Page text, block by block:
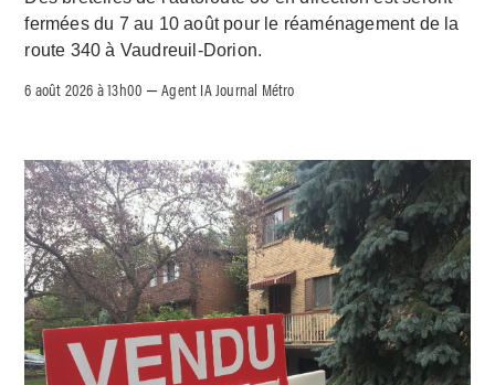
fermées du 7 au 10 août pour le réaménagement de la
route 340 à Vaudreuil-Dorion.
6 août 2026 à 13h00 –Agent IA Journal Métro